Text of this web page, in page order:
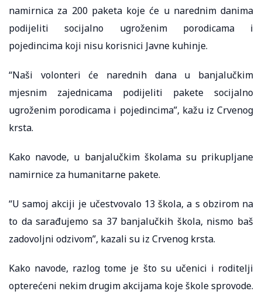
namirnica za 200 paketa koje će u narednim danima
podijeliti socijalno ugroženim porodicama i
pojedincima koji nisu korisnici Javne kuhinje.
“Naši volonteri će narednih dana u banjalučkim
mjesnim zajednicama podijeliti pakete socijalno
ugroženim porodicama i pojedincima”, kažu iz Crvenog
krsta.
Kako navode, u banjalučkim školama su prikupljane
namirnice za humanitarne pakete.
“U samoj akciji je učestvovalo 13 škola, a s obzirom na
to da sarađujemo sa 37 banjalučkih škola, nismo baš
zadovoljni odzivom”, kazali su iz Crvenog krsta.
Kako navode, razlog tome je što su učenici i roditelji
opterećeni nekim drugim akcijama koje škole sprovode.